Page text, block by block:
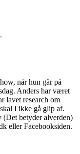
når hun går på
Anders har været
lavet research om
I ikke gå glip af.
(Det betyder alverden)
eller Facebooksiden.